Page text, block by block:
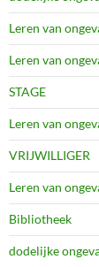
Leren van
Leren van
STAGE
Leren van
VRIJWILLIGER
Leren van
Bibliotheek
dodelijke